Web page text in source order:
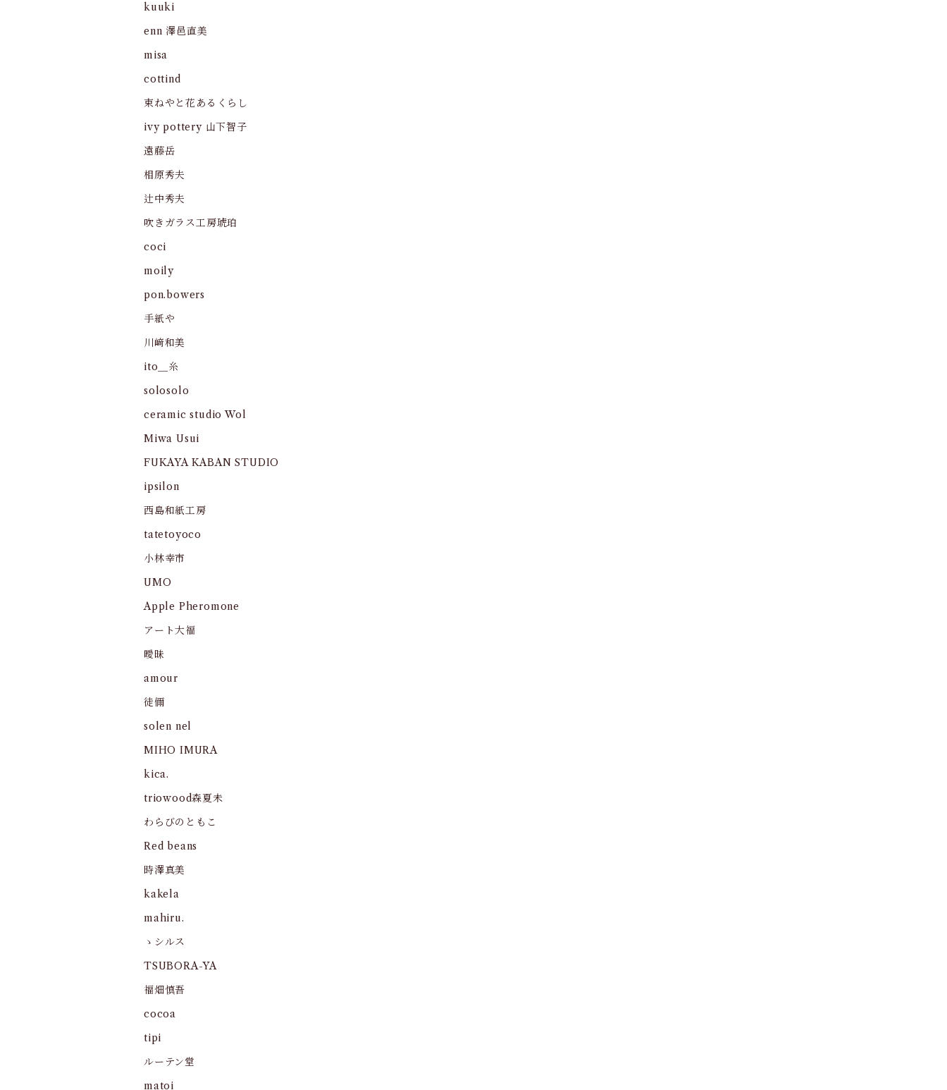
kuuki
enn 澤邑直美
misa
cottind
束ねやと花あるくらし
ivy pottery 山下智子
遠藤岳
相原秀夫
辻中秀夫
吹きガラス工房琥珀
coci
moily
pon.bowers
手紙や
川﨑和美
ito＿糸
solosolo
ceramic studio Wol
Miwa Usui
FUKAYA KABAN STUDIO
ipsilon
西島和紙工房
tatetoyoco
小林幸市
UMO
Apple Pheromone
アート大福
曖昧
amour
徒儞
solen nel
MIHO IMURA
kica.
triowood森夏未
わらびのともこ
Red beans
時澤真美
kakela
mahiru.
ゝシルス
TSUBORA-YA
福畑慎吾
cocoa
tipi
ルーテン堂
matoi